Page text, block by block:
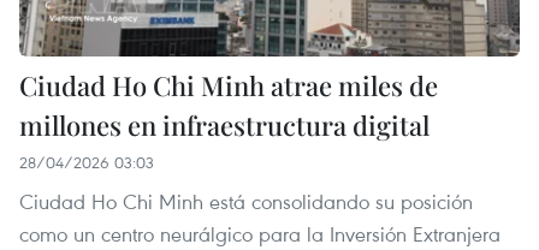
Ciudad Ho Chi Minh atrae miles de
millones en infraestructura digital
28/04/2026 03:03
Ciudad Ho Chi Minh está consolidando su posición
como un centro neurálgico para la Inversión Extranjera